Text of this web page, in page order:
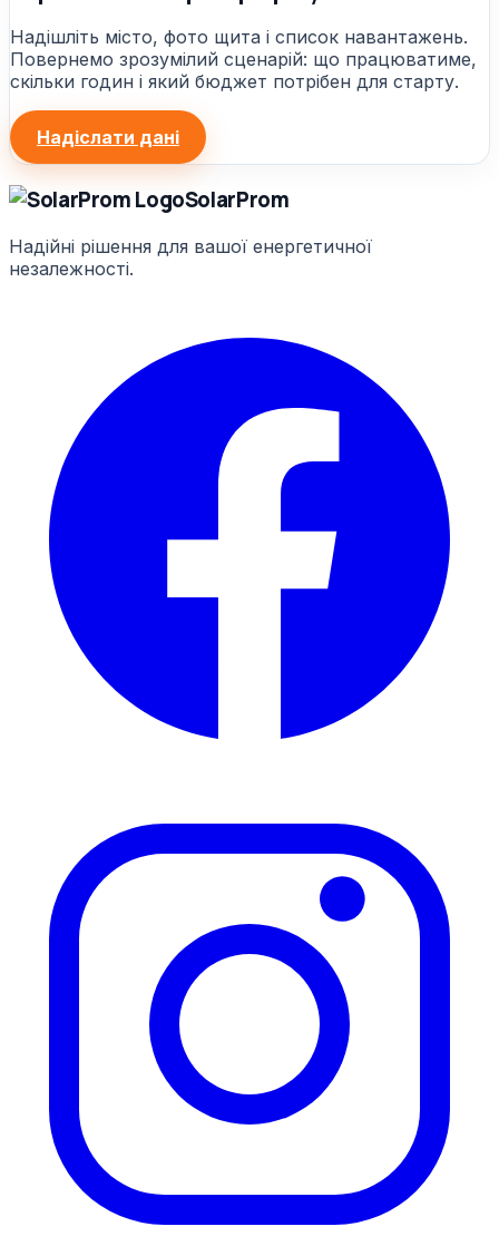
Надішліть місто, фото щита і список навантажень.
Повернемо зрозумілий сценарій: що працюватиме,
скільки годин і який бюджет потрібен для старту.
Надіслати дані
SolarProm
Надійні рішення для вашої енергетичної
незалежності.